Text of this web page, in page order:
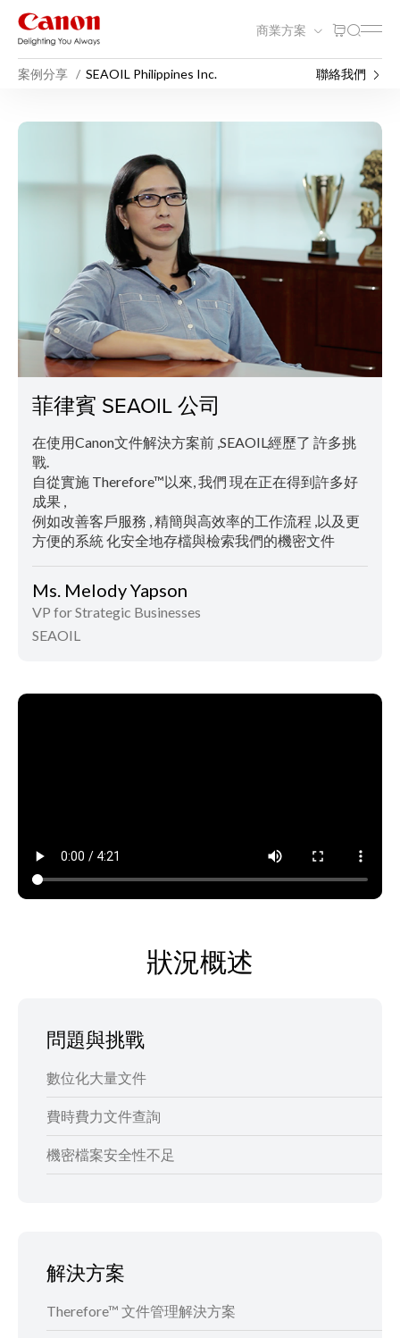
商業方案
案例分享 SEAOIL Philippines Inc. 聯絡我們
SEAOIL Philippines Inc.
菲律賓 SEAOIL 公司
在使用Canon文件解決方案前 ,SEAOIL經歷了 許多挑
戰.
自從實施 Therefore™以來, 我們 現在正在得到許多好
成果 ,
例如改善客戶服務 , 精簡與高效率的工作流程 ,以及更
方便的系統 化安全地存檔與檢索我們的機密文件
Ms. Melody Yapson
VP for Strategic Businesses
SEAOIL
狀況概述
問題與挑戰
數位化大量文件
費時費力文件查詢
機密檔案安全性不足
解決方案
Therefore™ 文件管理解決方案